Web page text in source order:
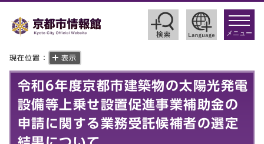
toggle
メニュー
現在位置： 表示
令和6年度京都市建築物の太陽光発電
設備等上乗せ設置促進事業補助金の
申請に関する業務受託候補者の選定